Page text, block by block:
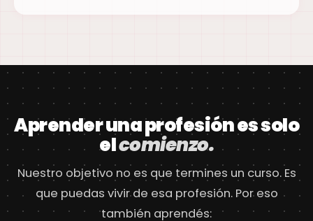
Aprender una profesión es solo
elcomienzo.
Nuestro objetivo no es que termines un curso. Es
que puedas vivir de esa profesión. Por eso
también aprendés: